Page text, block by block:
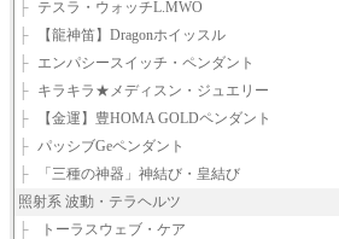
├ テスラ・ウォッチL.MWO
├
【龍神笛】Dragonホイッスル
├ エンパシースイッチ・ペンダント
├ キラキラ★メディスン・ジュエリー
├
【金運】豊HOMA GOLDペンダント
├ パッシブGeペンダント
├
「三種の神器」神結び・皇結び
照射系 波動・テラヘルツ
├
トーラスウェブ・ケア